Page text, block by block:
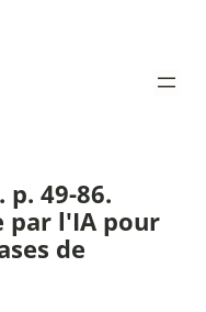
p. 49-86.
par l'IA pour
de